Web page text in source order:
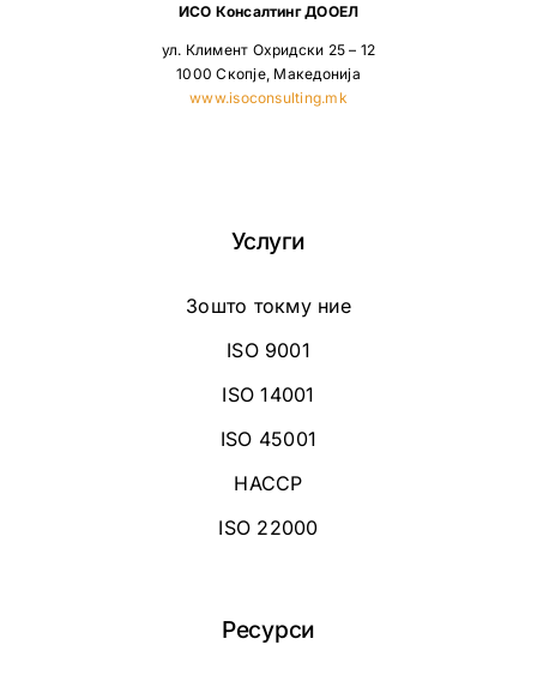
ИСО Консалтинг ДООЕЛ
ул. Климент Охридски 25 – 12
1000 Скопје, Македонија
www.isoconsulting.mk
Услуги
Зошто токму ние
ISO 9001
ISO 14001
ISO 45001
HACCP
ISO 22000
Ресурси